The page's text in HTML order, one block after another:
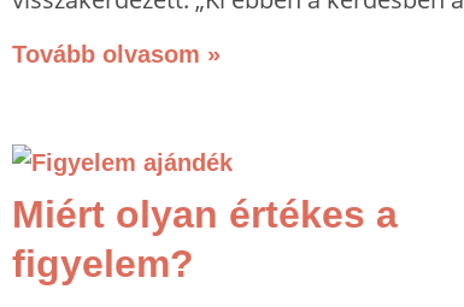
Tovább olvasom »
Miért olyan értékes a
figyelem?